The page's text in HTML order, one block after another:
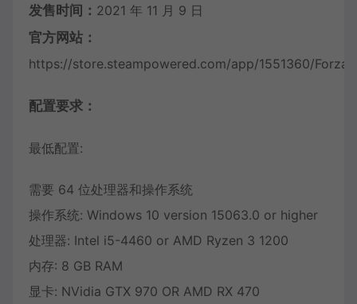
发售时间： 2021 年 11 月 9 日
官方网站：
https://store.steampowered.com/app/1551360/
配置要求：
最低配置:
需要 64 位处理器和操作系统
操作系统: Windows 10 version 15063.0 or higher
处理器: Intel i5-4460 or AMD Ryzen 3 1200
内存: 8 GB RAM
显卡: NVidia GTX 970 OR AMD RX 470